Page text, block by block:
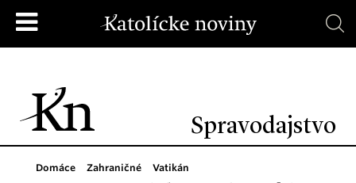
Spravodajstvo
Domáce Zahraničné Vatikán